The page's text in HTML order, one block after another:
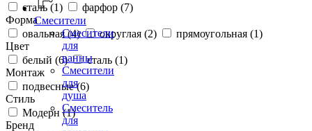
Смесители
Смесители
для
ванны
Смесители
для
душа
Смеситель
для
сталь (1) фарфор (7)
Форма
овальная (4) округлая (2) прямоугольная (1)
Цвет
белый (6) сталь (1)
Монтаж
подвесные (6)
Стиль
Модерн (1)
Бренд